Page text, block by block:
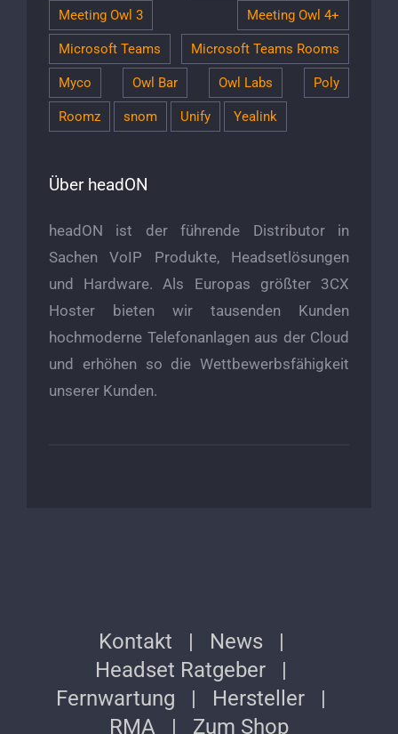
Meeting Owl 3 Meeting Owl 4+
Microsoft Teams Microsoft Teams Rooms
Myco Owl Bar Owl Labs Poly
Roomz snom Unify Yealink
Über headON
headON ist der führende Distributor in
Sachen VoIP Produkte, Headsetlösungen
und Hardware. Als Europas größter 3CX
Hoster bieten wir tausenden Kunden
hochmoderne Telefonanlagen aus der Cloud
und erhöhen so die Wettbewerbsfähigkeit
unserer Kunden.
Kontakt
News
Headset Ratgeber
Fernwartung
Hersteller
RMA
Zum Shop